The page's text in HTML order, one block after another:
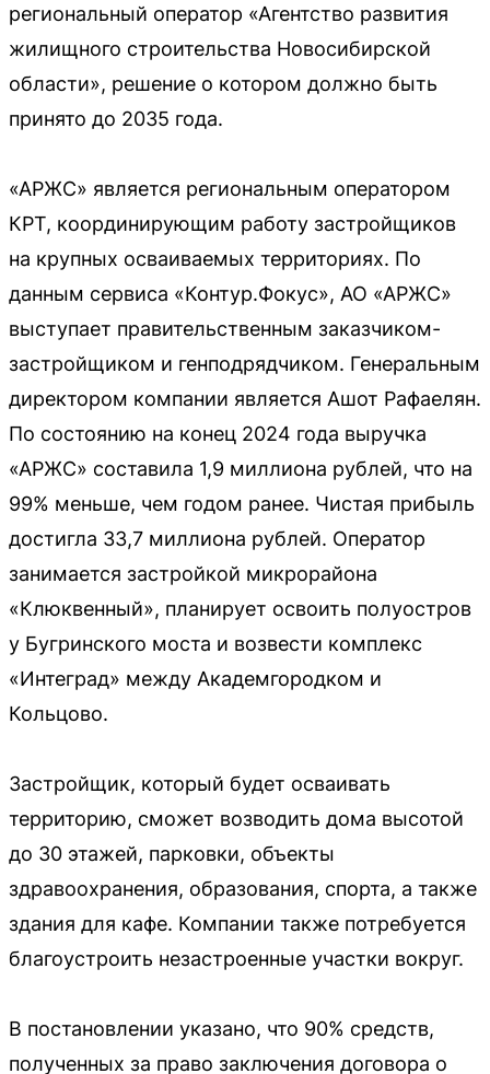
региональный оператор «Агентство развития
жилищного строительства Новосибирской
области», решение о котором должно быть
принято до 2035 года.
«АРЖС» является региональным оператором
КРТ, координирующим работу застройщиков
на крупных осваиваемых территориях. По
данным сервиса «Контур.Фокус», АО «АРЖС»
выступает правительственным заказчиком-
застройщиком и генподрядчиком. Генеральным
директором компании является Ашот Рафаелян.
По состоянию на конец 2024 года выручка
«АРЖС» составила 1,9 миллиона рублей, что на
99% меньше, чем годом ранее. Чистая прибыль
достигла 33,7 миллиона рублей. Оператор
занимается застройкой микрорайона
«Клюквенный», планирует освоить полуостров
у Бугринского моста и возвести комплекс
«Интеград» между Академгородком и
Кольцово.
Застройщик, который будет осваивать
территорию, сможет возводить дома высотой
до 30 этажей, парковки, объекты
здравоохранения, образования, спорта, а также
здания для кафе. Компании также потребуется
благоустроить незастроенные участки вокруг.
В постановлении указано, что 90% средств,
полученных за право заключения договора о